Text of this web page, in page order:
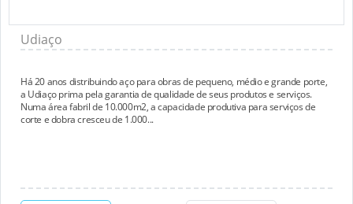
Udiaço
Há 20 anos distribuindo aço para obras de pequeno, médio e grande porte,
a Udiaço prima pela garantia de qualidade de seus produtos e serviços.
Numa área fabril de 10.000m2, a capacidade produtiva para serviços de
corte e dobra cresceu de 1.000...